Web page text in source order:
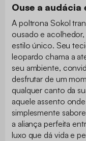
Ouse a
A poltrona Sokol
ousado e
estilo único. Seu
leopardo chama a
seu ambiente,
desfrutar de um
qualquer canto da
aquele assento
simplesmente
a aliança perfeita
luxo que dá vida e